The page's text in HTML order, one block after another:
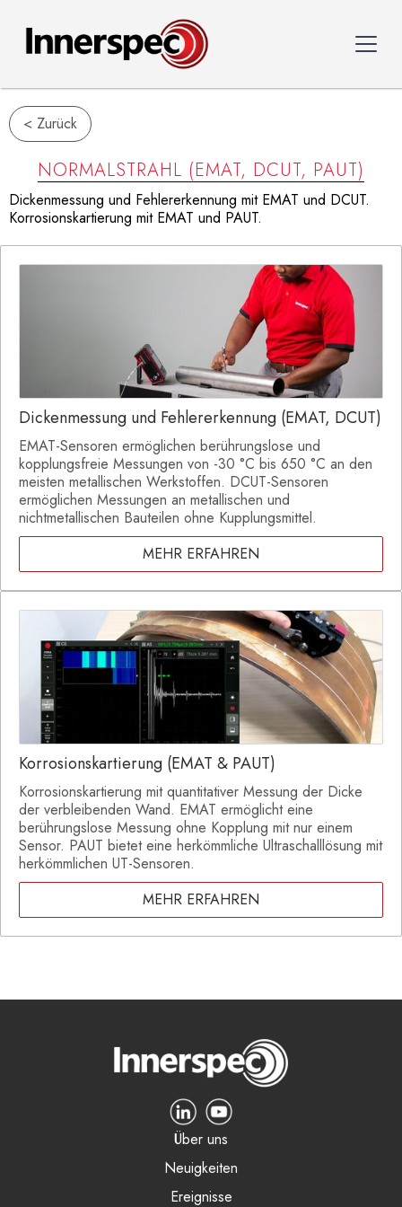
< Zurück
NORMALSTRAHL (EMAT, DCUT, PAUT)
Dickenmessung und Fehlererkennung mit EMAT und DCUT.
Korrosionskartierung mit EMAT und PAUT.
Dickenmessung und Fehlererkennung (EMAT, DCUT)
EMAT-Sensoren ermöglichen berührungslose und
kopplungsfreie Messungen von -30 °C bis 650 °C an den
meisten metallischen Werkstoffen. DCUT-Sensoren
ermöglichen Messungen an metallischen und
nichtmetallischen Bauteilen ohne Kupplungsmittel.
MEHR ERFAHREN
Korrosionskartierung (EMAT & PAUT)
Korrosionskartierung mit quantitativer Messung der Dicke
der verbleibenden Wand. EMAT ermöglicht eine
berührungslose Messung ohne Kopplung mit nur einem
Sensor. PAUT bietet eine herkömmliche Ultraschalllösung mit
herkömmlichen UT-Sensoren.
MEHR ERFAHREN
Über uns
Neuigkeiten
Ereignisse